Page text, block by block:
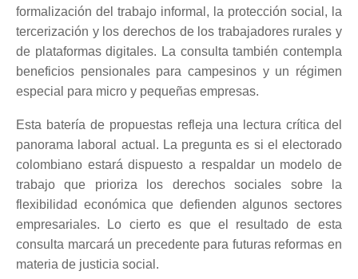
formalización del trabajo informal, la protección social, la
tercerización y los derechos de los trabajadores rurales y
de plataformas digitales. La consulta también contempla
beneficios pensionales para campesinos y un régimen
especial para micro y pequeñas empresas.
Esta batería de propuestas refleja una lectura crítica del
panorama laboral actual. La pregunta es si el electorado
colombiano estará dispuesto a respaldar un modelo de
trabajo que prioriza los derechos sociales sobre la
flexibilidad económica que defienden algunos sectores
empresariales. Lo cierto es que el resultado de esta
consulta marcará un precedente para futuras reformas en
materia de justicia social.